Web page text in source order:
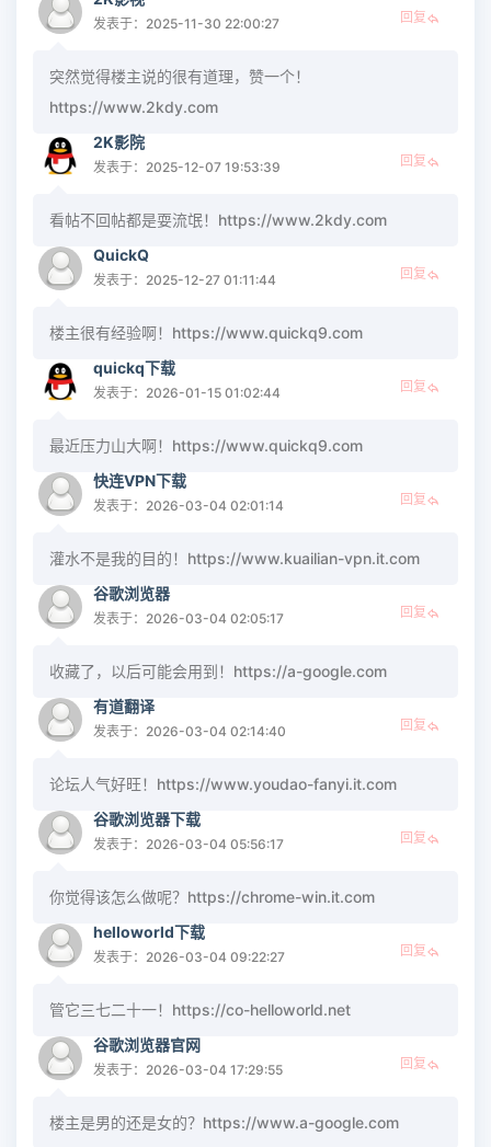
发表于：2025-11-30 22:00:27 回复
突然觉得楼主说的很有道理，赞一个！
https://www.2kdy.com
2K影院
发表于：2025-12-07 19:53:39 回复
看帖不回帖都是耍流氓！https://www.2kdy.com
QuickQ
发表于：2025-12-27 01:11:44 回复
楼主很有经验啊！https://www.quickq9.com
quickq下载
发表于：2026-01-15 01:02:44 回复
最近压力山大啊！https://www.quickq9.com
快连VPN下载
发表于：2026-03-04 02:01:14 回复
灌水不是我的目的！https://www.kuailian-vpn.it.com
谷歌浏览器
发表于：2026-03-04 02:05:17 回复
收藏了，以后可能会用到！https://a-google.com
有道翻译
发表于：2026-03-04 02:14:40 回复
论坛人气好旺！https://www.youdao-fanyi.it.com
谷歌浏览器下载
发表于：2026-03-04 05:56:17 回复
你觉得该怎么做呢？https://chrome-win.it.com
helloworld下载
发表于：2026-03-04 09:22:27 回复
管它三七二十一！https://co-helloworld.net
谷歌浏览器官网
发表于：2026-03-04 17:29:55 回复
楼主是男的还是女的？https://www.a-google.com